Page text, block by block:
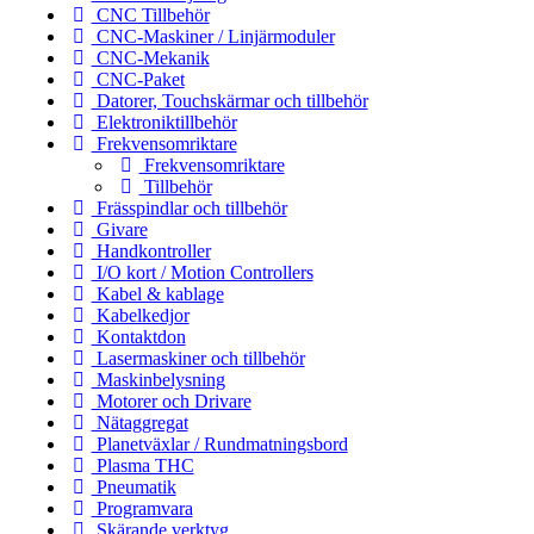
CNC Tillbehör
CNC-Maskiner / Linjärmoduler
CNC-Mekanik
CNC-Paket
Datorer, Touchskärmar och tillbehör
Elektroniktillbehör
Frekvensomriktare
Frekvensomriktare
Tillbehör
Frässpindlar och tillbehör
Givare
Handkontroller
I/O kort / Motion Controllers
Kabel & kablage
Kabelkedjor
Kontaktdon
Lasermaskiner och tillbehör
Maskinbelysning
Motorer och Drivare
Nätaggregat
Planetväxlar / Rundmatningsbord
Plasma THC
Pneumatik
Programvara
Skärande verktyg